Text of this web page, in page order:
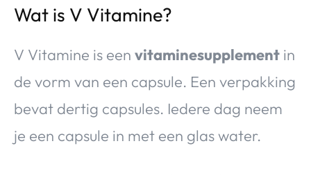
Wat is V Vitamine?
V Vitamine is een vitaminesupplement in
de vorm van een capsule. Een verpakking
bevat dertig capsules. Iedere dag neem
je een capsule in met een glas water.